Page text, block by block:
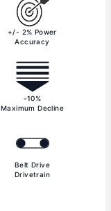
+/- 2% Power
Accuracy
-10%
Maximum Decline
Belt Drive
Drivetrain